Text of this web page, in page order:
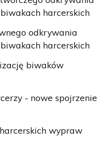
harcerskich
odkrywania
harcerskich
biwaków
- nowe spojrzenie
wypraw